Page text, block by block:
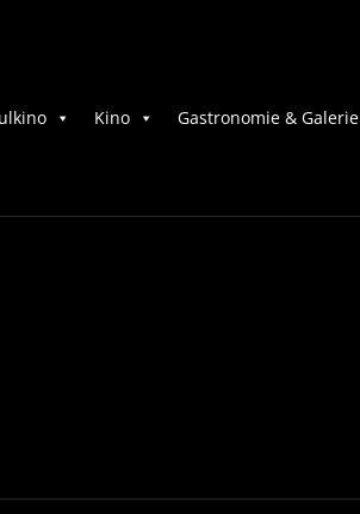
Kino Gastronomie & Galerie